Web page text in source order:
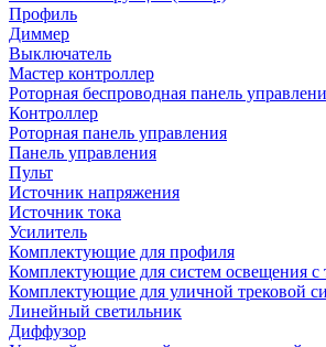
Профиль
Диммер
Выключатель
Мастер контроллер
Роторная беспроводная панель
Контроллер
Роторная панель управления
Панель управления
Пульт
Источник напряжения
Источник тока
Усилитель
Комплектующие для профиля
Комплектующие для систем освещения
Комплектующие для уличной трековой
Линейный светильник
Диффузор